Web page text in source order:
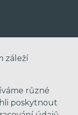
záleží
různé
poskytnout